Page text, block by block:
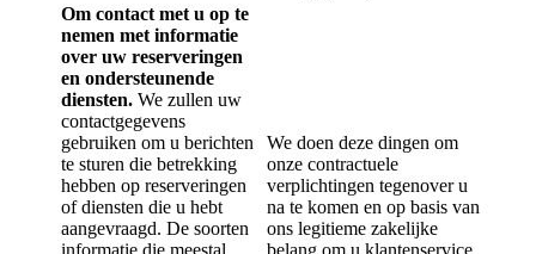
Om contact met u op te
nemen met informatie
over uw reserveringen
en ondersteunende
diensten. We zullen uw
contactgegevens
gebruiken om u berichten
te sturen die betrekking
hebben op reserveringen
of diensten die u hebt
aangevraagd. De soorten
We doen deze dingen om
onze contractuele
verplichtingen tegenover u
na te komen en op basis van
ons legitieme zakelijke